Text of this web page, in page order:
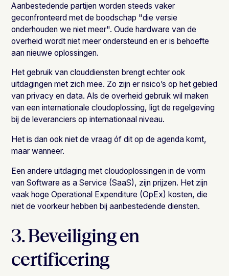
Aanbestedende partijen worden steeds vaker
geconfronteerd met de boodschap "die versie
onderhouden we niet meer". Oude hardware van de
overheid wordt niet meer ondersteund en er is behoefte
aan nieuwe oplossingen.
Het gebruik van clouddiensten brengt echter ook
uitdagingen met zich mee. Zo zijn er risico’s op het gebied
van privacy en data. Als de overheid gebruik wil maken
van een internationale cloudoplossing, ligt de regelgeving
bij de leveranciers op internationaal niveau.
Het is dan ook niet de vraag óf dit op de agenda komt,
maar wanneer.
Een andere uitdaging met cloudoplossingen in de vorm
van Software as a Service (SaaS), zijn prijzen. Het zijn
vaak hoge Operational Expenditure (OpEx) kosten, die
niet de voorkeur hebben bij aanbestedende diensten.
3. Beveiliging en
certificering